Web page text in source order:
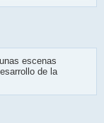
escenas
de la